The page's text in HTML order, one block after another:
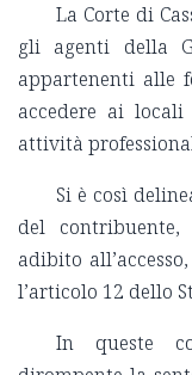
La Corte di
gli agenti della
appartenenti alle
accedere ai
attività
Si è così
del
adibito
l’articolo 12 dello
In queste